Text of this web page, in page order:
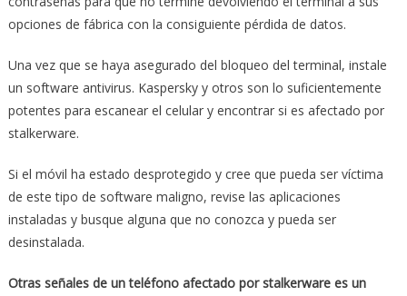
opciones de fábrica con la consiguiente pérdida de datos.
Una vez que se haya asegurado del bloqueo del terminal, instale
un software antivirus. Kaspersky y otros son lo suficientemente
potentes para escanear el celular y encontrar si es afectado por
stalkerware.
Si el móvil ha estado desprotegido y cree que pueda ser víctima
de este tipo de software maligno, revise las aplicaciones
instaladas y busque alguna que no conozca y pueda ser
desinstalada.
Otras señales de un teléfono afectado por stalkerware es un